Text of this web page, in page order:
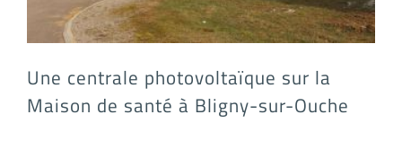
Une centrale photovoltaïque sur la
Maison de santé à Bligny-sur-Ouche